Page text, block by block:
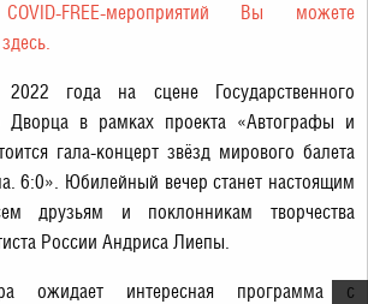
FREE-мероприятий Вы можете
здесь.
года на сцене Государственного
Дворца в рамках проекта «Автографы и
гала-концерт звёзд мирового балета
6:0». Юбилейный вечер станет настоящим
друзьям и поклонникам творчества
России Андриса Лиепы.
ожидает интересная программа с